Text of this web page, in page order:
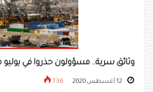
وثائق سرية.. مسؤولون حذروا في
736